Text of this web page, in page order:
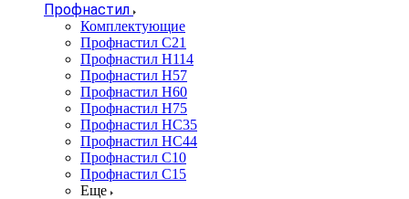
Профнастил
Комплектующие
Профнастил C21
Профнастил Н114
Профнастил Н57
Профнастил Н60
Профнастил Н75
Профнастил НС35
Профнастил НС44
Профнастил С10
Профнастил С15
Еще